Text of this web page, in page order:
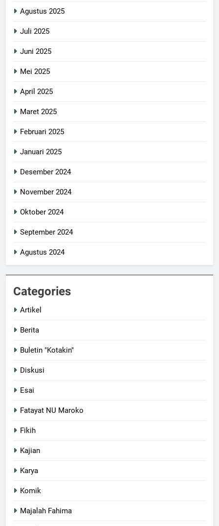
Agustus 2025
Juli 2025
Juni 2025
Mei 2025
April 2025
Maret 2025
Februari 2025
Januari 2025
Desember 2024
November 2024
Oktober 2024
September 2024
Agustus 2024
Categories
Artikel
Berita
Buletin "Kotakin"
Diskusi
Esai
Fatayat NU Maroko
Fikih
Kajian
Karya
Komik
Majalah Fahima